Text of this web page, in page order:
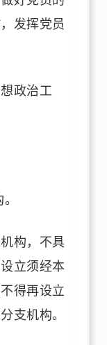
发挥党员
政治工
构，不具
立须经本
得再设立
支机构。